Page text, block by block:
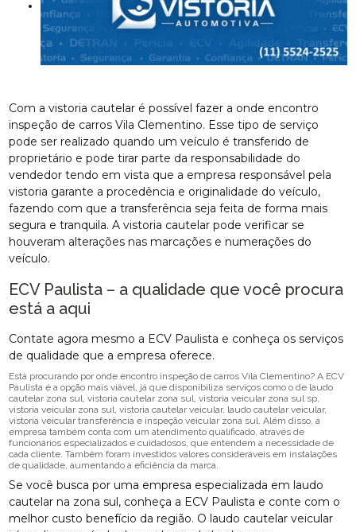
Com a vistoria cautelar é possível fazer a onde encontro
inspeção de carros Vila Clementino. Esse tipo de serviço
pode ser realizado quando um veículo é transferido de
proprietário e pode tirar parte da responsabilidade do
vendedor tendo em vista que a empresa responsável pela
vistoria garante a procedência e originalidade do veículo,
fazendo com que a transferência seja feita de forma mais
segura e tranquila. A vistoria cautelar pode verificar se
houveram alterações nas marcações e numerações do
veículo.
ECV Paulista – a qualidade que você procura
está a aqui
Contate agora mesmo a ECV Paulista e conheça os serviços
de qualidade que a empresa oferece.
Está procurando por onde encontro inspeção de carros Vila Clementino? A ECV
Paulista é a opção mais viável, já que disponibiliza serviços como o de laudo
cautelar zona sul, vistoria cautelar zona sul, vistoria veicular zona sul sp,
vistoria veicular zona sul, vistoria cautelar veicular, laudo cautelar veicular,
vistoria veicular transferência e inspeção veicular zona sul. Além disso, a
empresa também conta com um atendimento qualificado, através de
funcionários especializados e cuidadosos, que entendem a necessidade de
cada cliente. Também foram investidos valores consideráveis em instalações
de qualidade, aumentando a eficiência da marca.
Se você busca por uma empresa especializada em laudo
cautelar na zona sul, conheça a ECV Paulista e conte com o
melhor custo benefício da região. O laudo cautelar veicular